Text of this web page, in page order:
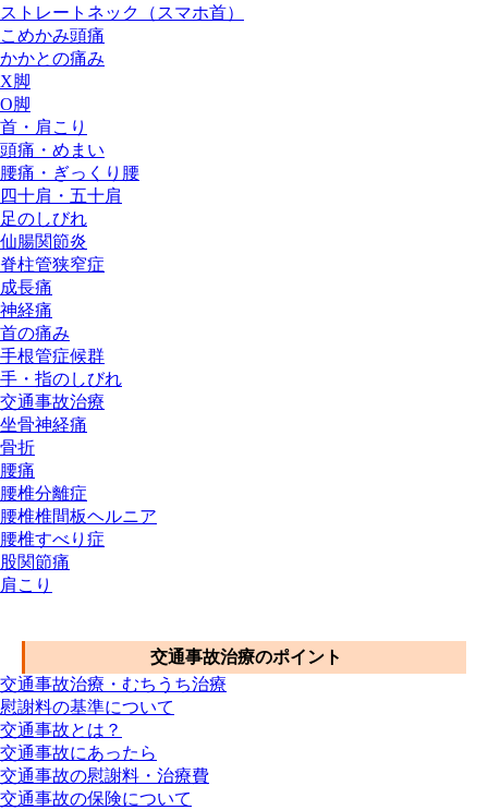
ストレートネック（スマホ首）
こめかみ頭痛
かかとの痛み
X脚
O脚
首・肩こり
頭痛・めまい
腰痛・ぎっくり腰
四十肩・五十肩
足のしびれ
仙腸関節炎
脊柱管狭窄症
成長痛
神経痛
首の痛み
手根管症候群
手・指のしびれ
交通事故治療
坐骨神経痛
骨折
腰痛
腰椎分離症
腰椎椎間板ヘルニア
腰椎すべり症
股関節痛
肩こり
交通事故治療のポイント
交通事故治療・むちうち治療
慰謝料の基準について
交通事故とは？
交通事故にあったら
交通事故の慰謝料・治療費
交通事故の保険について